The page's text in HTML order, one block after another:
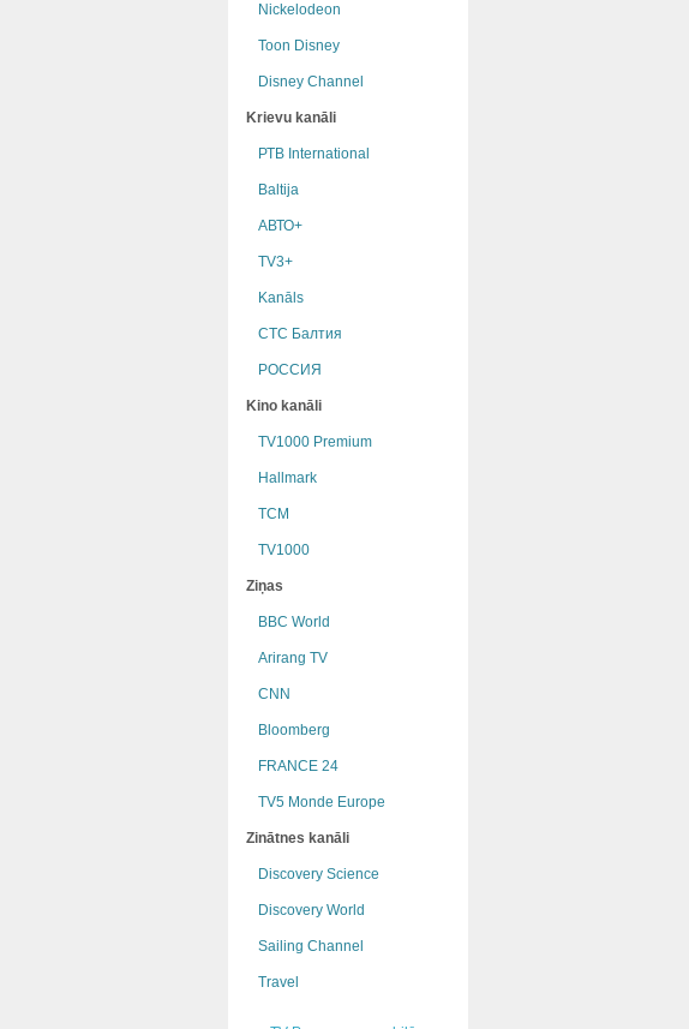
Nickelodeon
Toon Disney
Disney Channel
Krievu kanāli
РТB International
Baltija
АВТО+
TV3+
Kanāls
СТС Балтия
РОССИЯ
Kino kanāli
TV1000 Premium
Hallmark
TCM
TV1000
Ziņas
BBC World
Arirang TV
CNN
Bloomberg
FRANCE 24
TV5 Monde Europe
Zinātnes kanāli
Discovery Science
Discovery World
Sailing Channel
Travel